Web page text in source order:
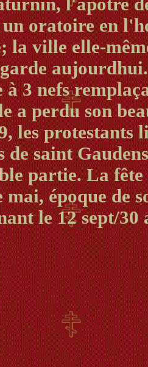
l'apôtre
un oratoire en
la ville elle-
à 3 nefs
a perdu son
les protestants
de saint
partie. La
mai, époque de
le 12 sept/30